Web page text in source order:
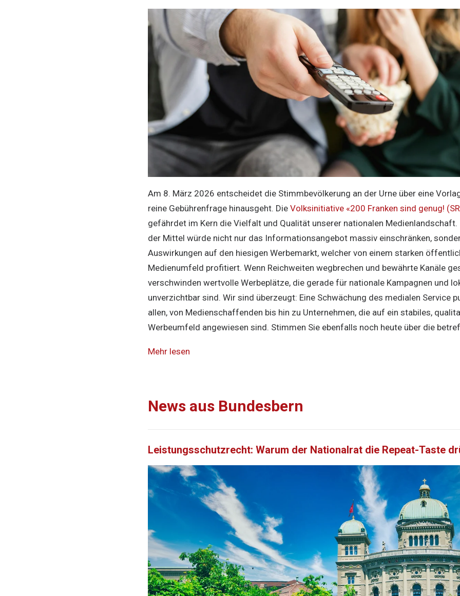
Am 8. März 2026 entscheidet die Stimmbevölkerung an der Urne über eine
reine Gebührenfrage hinausgeht. Die Volksinitiative «200 Franken sind genug!
gefährdet im Kern die Vielfalt und Qualität unserer nationalen Medienlandschaft.
der Mittel würde nicht nur das Informationsangebot massiv einschränken,
Auswirkungen auf den hiesigen Werbemarkt, welcher von einem starken
Medienumfeld profitiert. Wenn Reichweiten wegbrechen und bewährte Kanäle
verschwinden wertvolle Werbeplätze, die gerade für nationale Kampagnen und
unverzichtbar sind. Wir sind überzeugt: Eine Schwächung des medialen Service
allen, von Medienschaffenden bis hin zu Unternehmen, die auf ein stabiles,
Werbeumfeld angewiesen sind. Stimmen Sie ebenfalls noch heute über die
Mehr lesen
News aus Bundesbern
Leistungsschutzrecht: Warum der Nationalrat die Repeat-Taste